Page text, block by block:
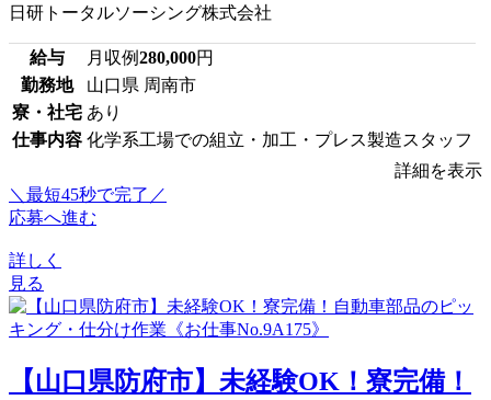
日研トータルソーシング株式会社
給与 月収例280,000円
勤務地
山口県 周南市
寮・社宅 あり
仕事内容 化学系工場での組立・加工・プレス製造スタッフ
詳細を表示
＼最短45秒で完了／
応募へ進む
詳しく
見る
【山口県防府市】未経験OK！寮完備！